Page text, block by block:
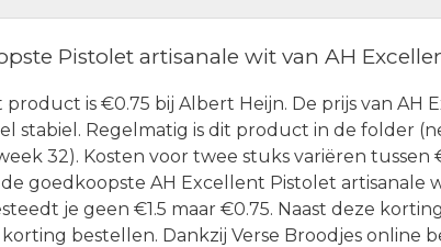
Pistolet artisanale wit van AH
product is €0.75 bij Albert Heijn. De prijs van AH
stabiel. Regelmatig is dit product in de folder
32). Kosten voor twee stuks variëren tussen
goedkoopste AH Excellent Pistolet artisanale
je geen €1.5 maar €0.75. Naast deze
bestellen. Dankzij Verse Broodjes online